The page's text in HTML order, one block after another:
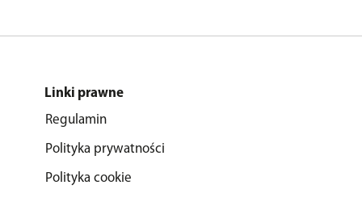
Linki prawne
Regulamin
Polityka prywatności
Polityka cookie